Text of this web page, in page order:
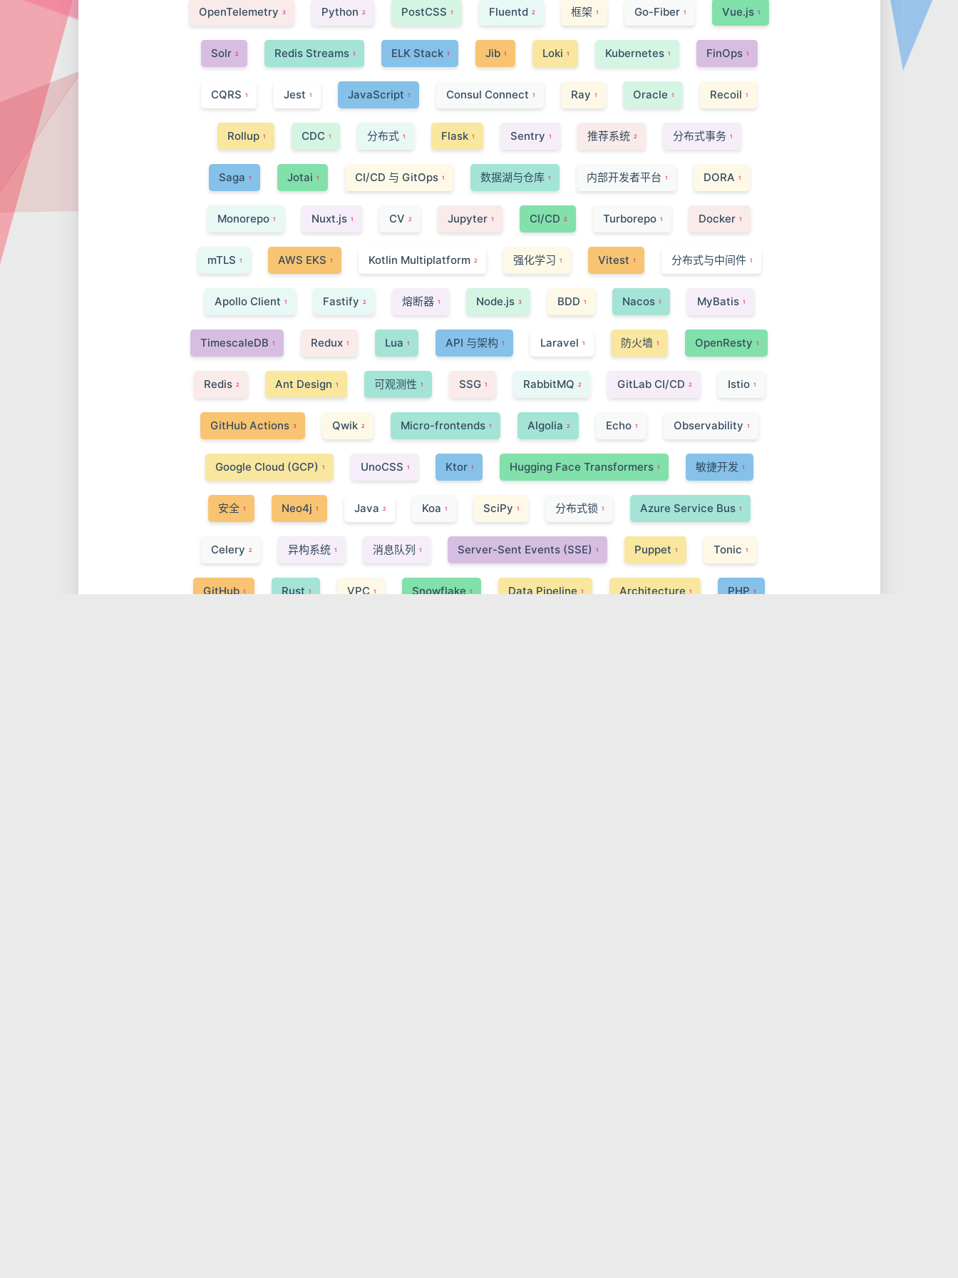
OpenTelemetry 3 Python 2 PostCSS 1 Fluentd 2 框架 1 Go-Fiber 1 Vue.js 1
Solr 2 Redis Streams 1 ELK Stack 1 Jib 1 Loki 1 Kubernetes 1 FinOps 1
CQRS 1 Jest 1 JavaScript 1 Consul Connect 1 Ray 1 Oracle 1 Recoil 1
Rollup 1 CDC 1 分布式 1 Flask 1 Sentry 1 推荐系统 2 分布式事务 1
Saga 1 Jotai 1 CI/CD 与 GitOps 1 数据湖与仓库 1 内部开发者平台 1 DORA 1
Monorepo 1 Nuxt.js 1 CV 2 Jupyter 1 CI/CD 2 Turborepo 1 Docker 1
mTLS 1 AWS EKS 1 Kotlin Multiplatform 2 强化学习 1 Vitest 1 分布式与中间件 1
Apollo Client 1 Fastify 2 熔断器 1 Node.js 3 BDD 1 Nacos 1 MyBatis 1
TimescaleDB 1 Redux 1 Lua 1 API 与架构 1 Laravel 1 防火墙 1 OpenResty 1
Redis 2 Ant Design 1 可观测性 1 SSG 1 RabbitMQ 2 GitLab CI/CD 2 Istio 1
GitHub Actions 3 Qwik 2 Micro-frontends 1 Algolia 2 Echo 1 Observability 1
Google Cloud (GCP) 1 UnoCSS 1 Ktor 1 Hugging Face Transformers 1 敏捷开发 1
安全 1 Neo4j 1 Java 2 Koa 1 SciPy 1 分布式锁 1 Azure Service Bus 1
Celery 2 异构系统 1 消息队列 1 Server-Sent Events (SSE) 1 Puppet 1 Tonic 1
GitHub 1 Rust 1 VPC 1 Snowflake 1 Data Pipeline 1 Architecture 1 PHP 1